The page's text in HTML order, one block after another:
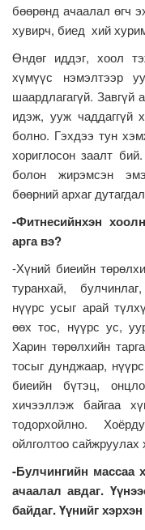
бөөрөнд ачаалал өгч
хувирч, биед хий
Өндөг иддэг, хоол
хүмүүс нэмэлтээр
шаардлагагүй. Завгүй
идэж, ууж чаддаггүй
болно. Гэхдээ тун
хориглосон заалт
болон жирэмсэн
бөөрний архаг
-Фитнесийнхэн
арга вэ?
-Хүний биеийн
туранхай,
нүүрс усыг арай
өөх тос, нүүрс ус,
Харин төрөлхийн
тосыг дунджаар,
биеийн бүтэц,
хичээллэж байгаа
тодорхойлно.
ойлголтоо сайжруулах
-Булчингийн массаа
ачаалал авдаг.
байдаг. Үүнийг